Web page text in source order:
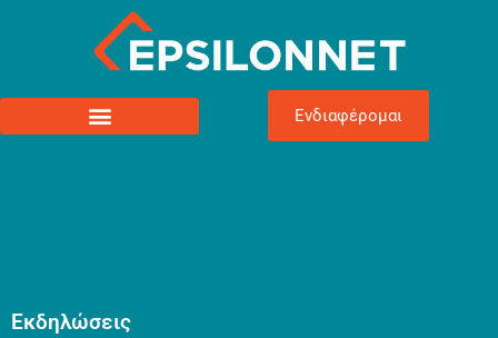
Ενδιαφέρομαι
Εκδηλώσεις